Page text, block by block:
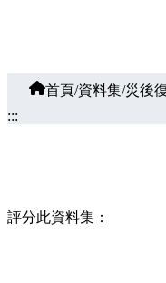
首頁/資料集/災後
:::
評分此資料集：